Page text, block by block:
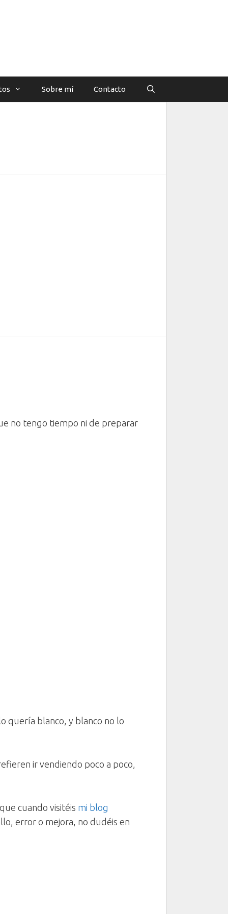
Sobre mí Contacto
no tengo tiempo ni de preparar
quería blanco, y blanco no lo
ir vendiendo poco a poco,
cuando visitéis mi blog
error o mejora, no dudéis en